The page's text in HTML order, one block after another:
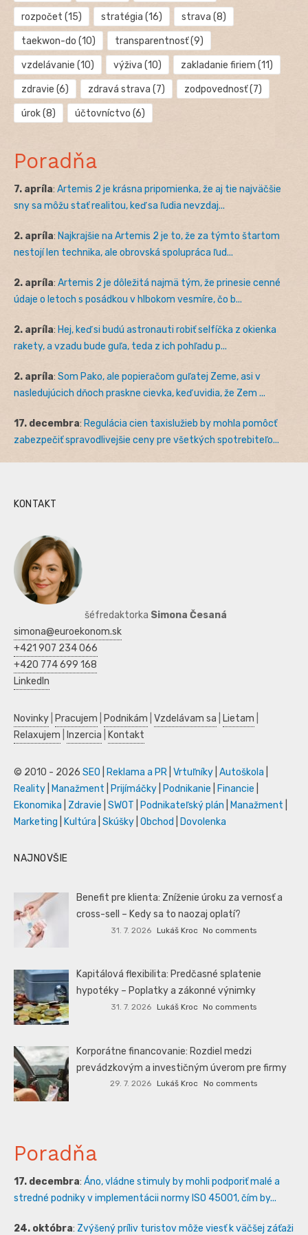
rozpočet (15) stratégia (16) strava (8)
taekwon-do (10) transparentnosť(9)
vzdelávanie (10) výživa (10) zakladanie firiem (11)
zdravie (6) zdravá strava (7) zodpovednosť(7)
úrok(8) účtovníctvo (6)
Poradňa
7. apríla: Artemis 2 je krásna pripomienka, že aj tie najväčšie
sny sa môžu stať realitou, keď sa ľudia nevzdaj...
2. apríla: Najkrajšie na Artemis 2 je to, že za týmto štartom
nestojí len technika, ale obrovská spolupráca ľud...
2. apríla: Artemis 2 je dôležitá najmä tým, že prinesie cenné
údaje o letoch s posádkou v hlbokom vesmíre, čo b...
2. apríla: Hej, keď si budú astronauti robiť selfíčka z okienka
rakety, a vzadu bude guľa, teda z ich pohľadu p...
2. apríla: Som Pako, ale popieračom guľatej Zeme, asi v
nasledujúcich dňoch praskne cievka, keď uvidia, že Zem ...
17. decembra: Regulácia cien taxislužieb by mohla pomôcť
zabezpečiť spravodlivejšie ceny pre všetkých spotrebiteľo...
KONTAKT
šéfredaktorka Simona Česaná
simona@euroekonom.sk
+421 907 234 066
+420 774 699 168
LinkedIn
Novinky Pracujem Podnikám Vzdelávam sa Lietam
Relaxujem
Inzercia Kontakt
© 2010 - 2026 SEO Reklama a PR Vrtuľníky Autoškola
Reality
Manažment Prijímáčky Podnikanie Financie
Ekonomika
Zdravie SWOT Podnikateľský plán Manažment
Marketing
Kultúra Skúšky Obchod Dovolenka
NAJNOVŠIE
Benefit pre klienta: Zníženie úroku za vernosť a
cross-sell – Kedy sa to naozaj oplatí?
31. 7. 2026 Lukáš Kroc No comments
Kapitálová flexibilita: Predčasné splatenie
hypotéky – Poplatky a zákonné výnimky
31. 7. 2026 Lukáš Kroc No comments
Korporátne financovanie: Rozdiel medzi
prevádzkovým a investičným úverom pre firmy
29. 7. 2026 Lukáš Kroc No comments
Poradňa
17. decembra: Áno, vládne stimuly by mohli podporiť malé a
stredné podniky v implementácii normy ISO 45001, čím by...
24. októbra: Zvýšený príliv turistov môže viesť k väčšej záťaži